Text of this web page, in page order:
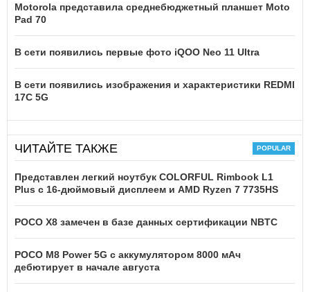
Motorola представила среднебюджетный планшет Moto
Pad 70
В сети появились первые фото iQOO Neo 11 Ultra
В сети появились изображения и характеристики REDMI
17C 5G
ЧИТАЙТЕ ТАКЖЕ
Представлен легкий ноутбук COLORFUL Rimbook L1
Plus с 16-дюймовый дисплеем и AMD Ryzen 7 7735HS
POCO X8 замечен в базе данных сертификации NBTC
POCO M8 Power 5G с аккумулятором 8000 мАч
дебютирует в начале августа